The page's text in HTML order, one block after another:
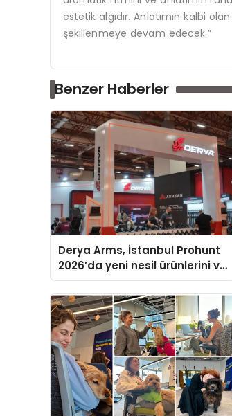
estetik algıdır. Anlatımın kalbi
şekillenmeye devam edecek.”
Benzer Haberler
Derya Arms, İstanbul Prohunt
2026’da yeni nesil ürünlerini ve
global marka vizyonunu
sergiledi